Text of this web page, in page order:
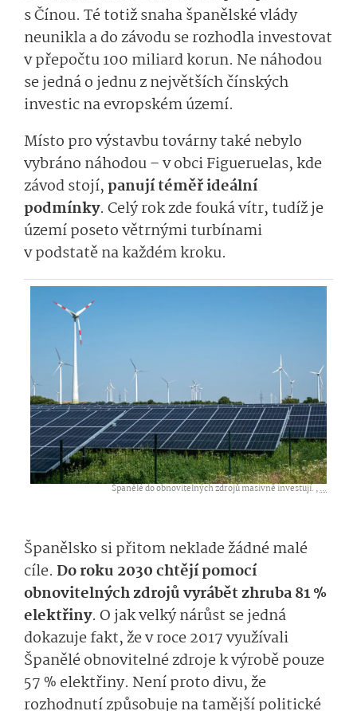
s Čínou. Té totiž snaha španělské vlády
neunikla a do závodu se rozhodla investovat
v přepočtu 100 miliard korun. Ne náhodou
se jedná o jednu z největších čínských
investic na evropském území.
Místo pro výstavbu továrny také nebylo
vybráno náhodou – v obci Figueruelas, kde
závod stojí,panují téměř ideální
podmínky. Celý rok zde fouká vítr, tudíž je
území poseto větrnými turbínami
v podstatě na každém kroku.
Španělé do obnovitelných zdrojů masivně investují. ,...
Španělsko si přitom neklade žádné malé
cíle. Do roku 2030 chtějí pomocí
obnovitelných zdrojů vyrábět zhruba 81 %
elektřiny. O jak velký nárůst se jedná
dokazuje fakt, že v roce 2017 využívali
Španělé obnovitelné zdroje k výrobě pouze
57 % elektřiny. Není proto divu, že
rozhodnutí způsobuje na tamější politické